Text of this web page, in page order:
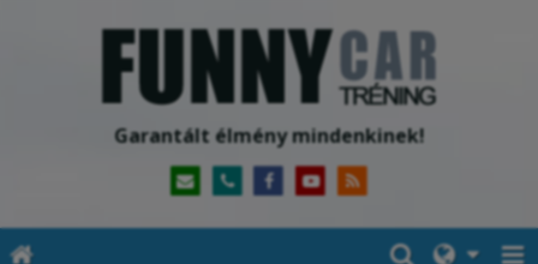
Garantált élmény mindenkinek!